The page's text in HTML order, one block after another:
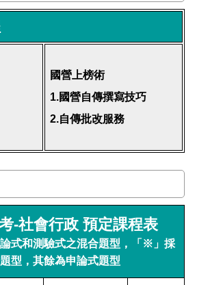
國營上榜術
1.國營自傳撰寫技巧
2.自傳批改服務
-社會行政 預定課程表
式和測驗式之混合題型，「※」採
型，其餘為申論式題型